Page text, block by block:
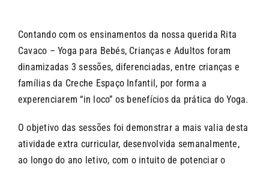
Contando com os ensinamentos da nossa querida Rita
Cavaco – Yoga para Bebés, Crianças e Adultos foram
dinamizadas 3 sessões, diferenciadas, entre crianças e
famílias da Creche Espaço Infantil, por forma a
experenciarem “in loco” os benefícios da prática do Yoga.
O objetivo das sessões foi demonstrar a mais valia desta
atividade extra curricular, desenvolvida semanalmente,
ao longo do ano letivo, com o intuito de potenciar o